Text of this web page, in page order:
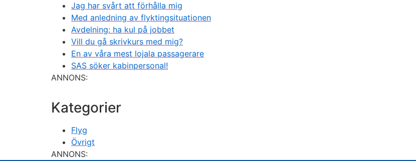
Jag har svårt att förhålla mig
Med anledning av flyktingsituationen
Avdelning: ha kul på jobbet
Vill du gå skrivkurs med mig?
En av våra mest lojala passagerare
SAS söker kabinpersonal!
ANNONS:
Kategorier
Flyg
Övrigt
ANNONS: